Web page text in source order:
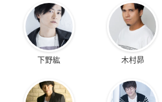
下野紘 木村昴